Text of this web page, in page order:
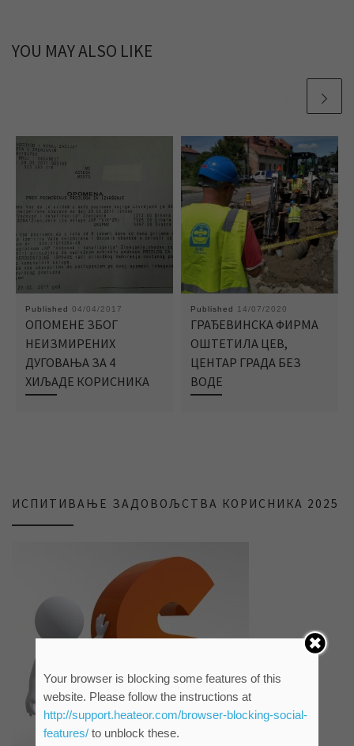
YOU MAY ALSO LIKE
Published 04/04/2017
ОПОМЕНЕ ЗБОГ
НЕИЗМИРЕНИХ
ДУГОВАЊА ЗА 4
ХИЉАДЕ КОРИСНИКА
Published 14/07/2020
ГРАЂЕВИНСКА ФИРМА
ОШТЕТИЛА ЦЕВ,
ЦЕНТАР ГРАДА БЕЗ
ВОДЕ
ИСПИТИВАЊЕ ЗАДОВОЉСТВА КОРИСНИКА 2025
Your browser is blocking some features of this
website. Please follow the instructions at
http://support.heateor.com/browser-blocking-social-
features/to unblock these.